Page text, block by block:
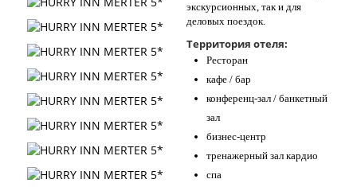
экскурсионных, так и для
деловых поездок.
Территория отеля:
Ресторан
кафе / бар
конференц-зал / банкетный
зал
бизнес-центр
тренажерный зал кардио
спа